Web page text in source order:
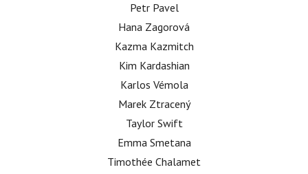
Petr Pavel
Hana Zagorová
Kazma Kazmitch
Kim Kardashian
Karlos Vémola
Marek Ztracený
Taylor Swift
Emma Smetana
Timothée Chalamet